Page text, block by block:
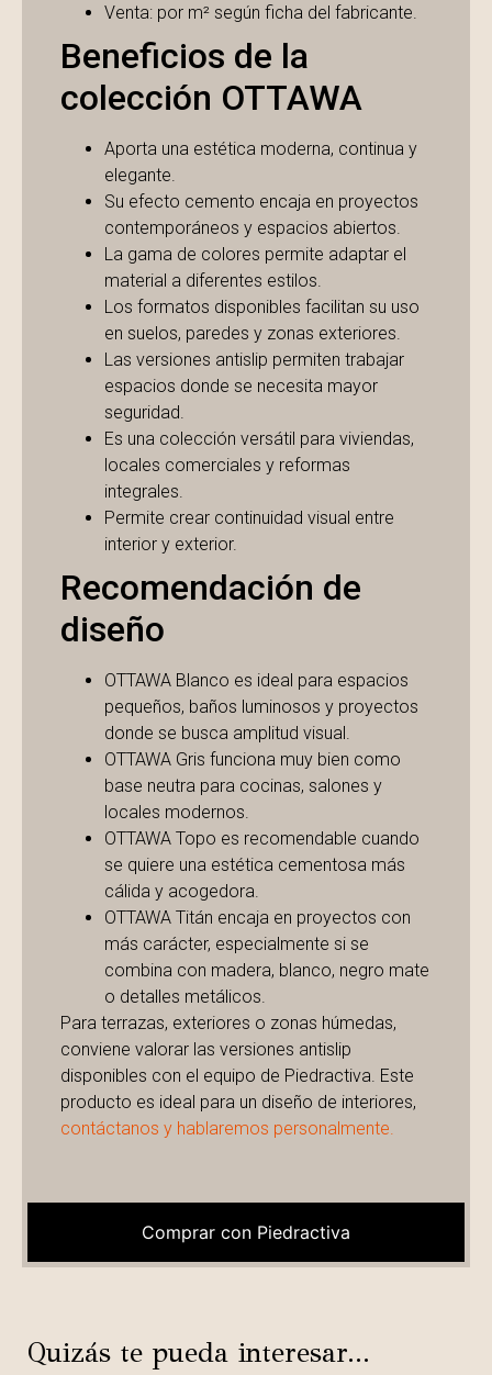
Comprar con Piedractiva
Venta: por m² según ficha del fabricante.
Beneficios de la
colección OTTAWA
Aporta una estética moderna, continua y
elegante.
Su efecto cemento encaja en proyectos
contemporáneos y espacios abiertos.
La gama de colores permite adaptar el
material a diferentes estilos.
Los formatos disponibles facilitan su uso
en suelos, paredes y zonas exteriores.
Las versiones antislip permiten trabajar
espacios donde se necesita mayor
seguridad.
Es una colección versátil para viviendas,
locales comerciales y reformas
integrales.
Permite crear continuidad visual entre
interior y exterior.
Recomendación de
diseño
OTTAWA Blanco es ideal para espacios
pequeños, baños luminosos y proyectos
donde se busca amplitud visual.
OTTAWA Gris funciona muy bien como
base neutra para cocinas, salones y
locales modernos.
OTTAWA Topo es recomendable cuando
se quiere una estética cementosa más
cálida y acogedora.
OTTAWA Titán encaja en proyectos con
más carácter, especialmente si se
combina con madera, blanco, negro mate
o detalles metálicos.
Para terrazas, exteriores o zonas húmedas,
conviene valorar las versiones antislip
disponibles con el equipo de Piedractiva. Este
producto es ideal para un diseño de interiores,
contáctanos y hablaremos personalmente.
Quizás te pueda interesar...